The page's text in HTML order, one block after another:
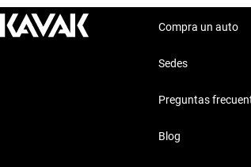
Compra un auto
Sedes
Preguntas
Blog